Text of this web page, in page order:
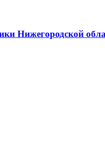
Нижегородской